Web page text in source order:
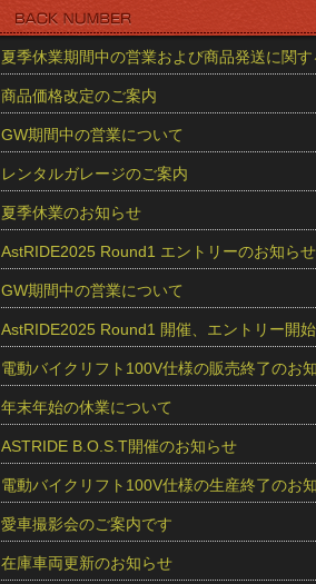
夏季休業期間中の営業および商品発送に関
商品価格改定のご案内
GW期間中の営業について
レンタルガレージのご案内
夏季休業のお知らせ
AstRIDE2025 Round1 エントリーのお知らせ
GW期間中の営業について
AstRIDE2025 Round1 開催、エントリー開
電動バイクリフト100V仕様の販売終了のお
年末年始の休業について
ASTRIDE B.O.S.T開催のお知らせ
電動バイクリフト100V仕様の生産終了のお
愛車撮影会のご案内です
在庫車両更新のお知らせ